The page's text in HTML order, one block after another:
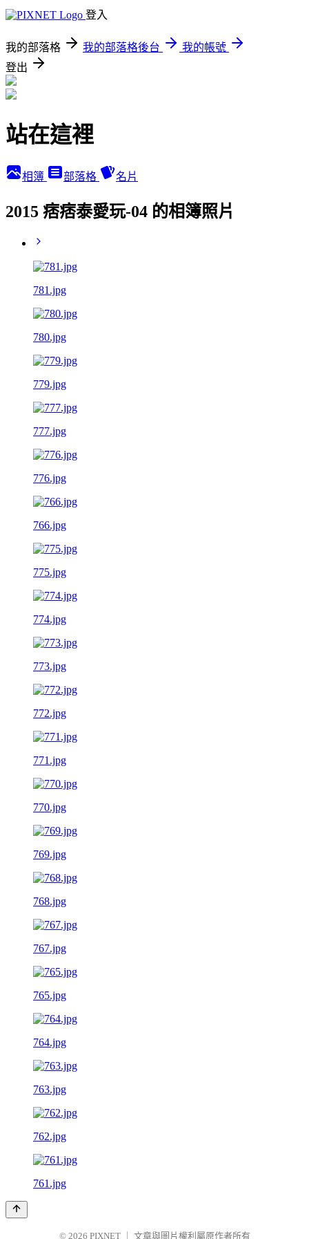
登入
我的部落格 我的部落格後台
我的帳號
登出
站在這裡
相簿 部落格 名片
2015 痞痞泰愛玩-04 的相簿照片
781.jpg
780.jpg
779.jpg
777.jpg
776.jpg
766.jpg
775.jpg
774.jpg
773.jpg
772.jpg
771.jpg
770.jpg
769.jpg
768.jpg
767.jpg
765.jpg
764.jpg
763.jpg
762.jpg
761.jpg
© 2026 PIXNET 文章與圖片權利屬原作者所有